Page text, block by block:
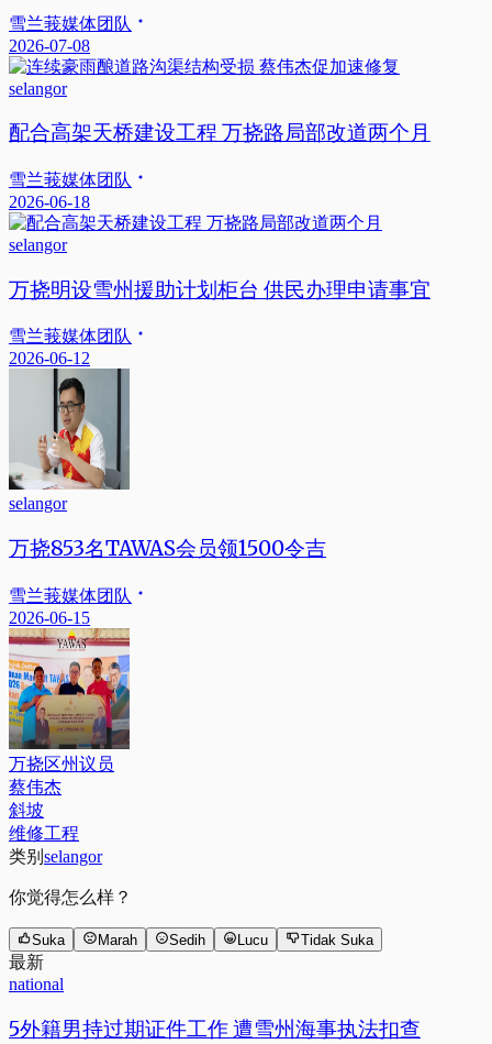
雪兰莪媒体团队
2026-07-08
selangor
配合高架天桥建设工程 万挠路局部改道两个月
雪兰莪媒体团队
2026-06-18
selangor
万挠明设雪州援助计划柜台 供民办理申请事宜
雪兰莪媒体团队
2026-06-12
selangor
万挠853名TAWAS会员领1500令吉
雪兰莪媒体团队
2026-06-15
万挠区州议员
蔡伟杰
斜坡
维修工程
类别 selangor
你觉得怎么样？
Suka Marah Sedih Lucu Tidak Suka
最新
national
5外籍男持过期证件工作 遭雪州海事执法扣查